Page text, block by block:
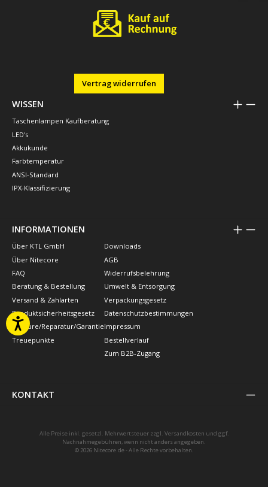
Vertrag widerrufen
WISSEN
Taschenlampen Kaufberatung
LED's
Akkukunde
Farbtemperatur
ANSI-Standard
IPX-Klassifizierung
INFORMATIONEN
Über KTL GmbH
Über Nitecore
FAQ
Beratung & Bestellung
Versand & Zahlarten
Produktsicherheitsgesetz
Retoure/Reparatur/Garantie
Treuepunkte
Downloads
AGB
Widerrufsbelehrung
Umwelt & Entsorgung
Verpackungsgesetz
Datenschutzbestimmungen
Impressum
Bestellverlauf
Zum B2B-Zugang
KONTAKT
Alle Preise inkl. gesetzl. Mehrwertsteuer zzgl. Versandkosten und ggf.
Nachnahmegebühren, wenn nicht anders angegeben.
© 2026 Nitecore.de - Alle Rechte vorbehalten.